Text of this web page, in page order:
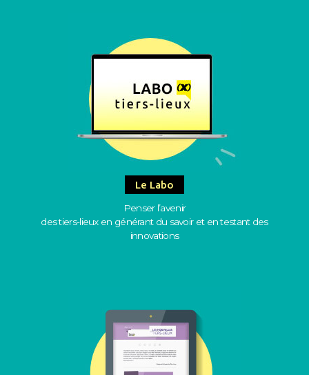
Le Labo
Penser l’avenir
des tiers-lieux en générant du savoir et en testant des
innovations